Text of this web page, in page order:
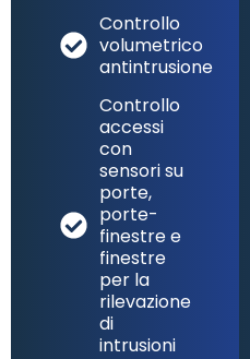
Controllo
volumetrico
antintrusione
Controllo
accessi
con
sensori su
porte,
porte-
finestre e
finestre
per la
rilevazione
di
intrusioni